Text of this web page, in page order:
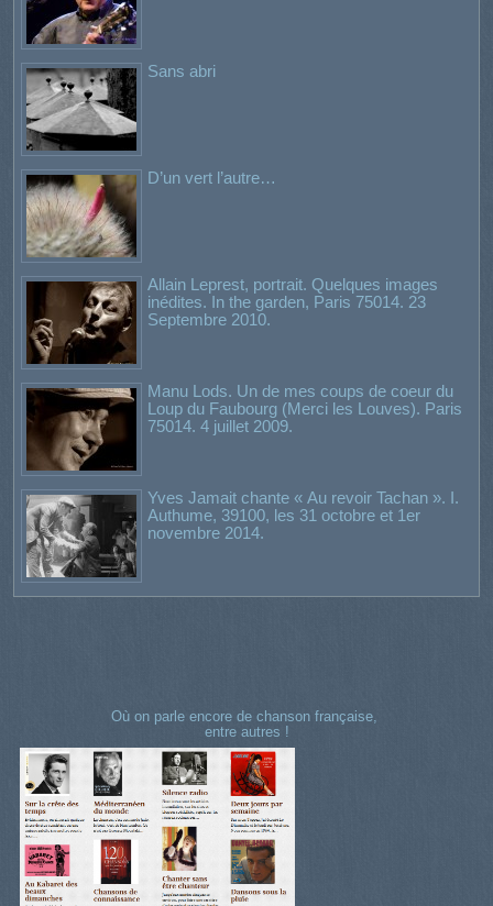
Sans abri
D’un vert l’autre…
Allain Leprest, portrait. Quelques images
inédites. In the garden, Paris 75014. 23
Septembre 2010.
Manu Lods. Un de mes coups de coeur du
Loup du Faubourg (Merci les Louves). Paris
75014. 4 juillet 2009.
Yves Jamait chante « Au revoir Tachan ». I.
Authume, 39100, les 31 octobre et 1er
novembre 2014.
Où on parle encore de chanson française,
entre autres !